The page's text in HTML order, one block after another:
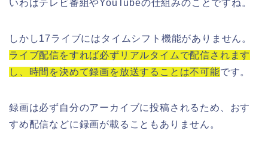
いわばテレビ番組やYouTubeの仕組みのことですね。
しかし17ライブにはタイムシフト機能がありません。
ライブ配信をすれば必ずリアルタイムで配信されます
し、時間を決めて録画を放送することは不可能です。
録画は必ず自分のアーカイブに投稿されるため、おす
すめ配信などに録画が載ることもありません。